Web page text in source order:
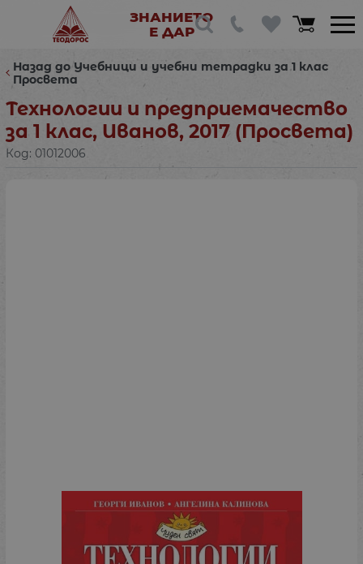
ЗНАНИЕТО
Е ДАР
Назад до Учебници и учебни тетрадки за 1 клас
Просвета
Технологии и предприемачество
за 1 клас, Иванов, 2017 (Просвета)
Код: 01012006